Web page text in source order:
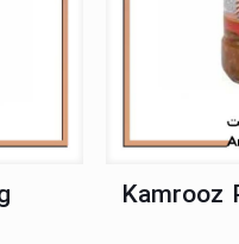
Kamrooz